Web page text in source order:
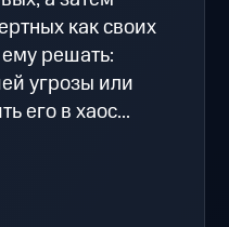
как своих
решать:
угрозы или
его в хаос...